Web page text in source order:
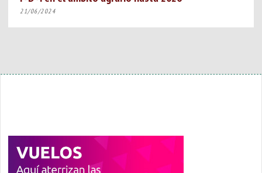
21/06/2024